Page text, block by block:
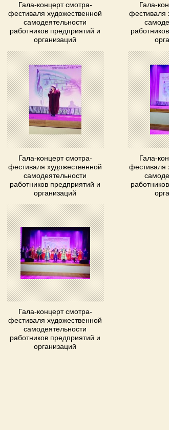
Гала-концерт смотра-
фестиваля художественной
самодеятельности
работников предприятий и
организаций
Гала-
фестиваля
Гала-концерт смотра-
фестиваля художественной
самодеятельности
работников предприятий и
организаций
Гала-
фестиваля
Гала-концерт смотра-
фестиваля художественной
самодеятельности
работников предприятий и
организаций